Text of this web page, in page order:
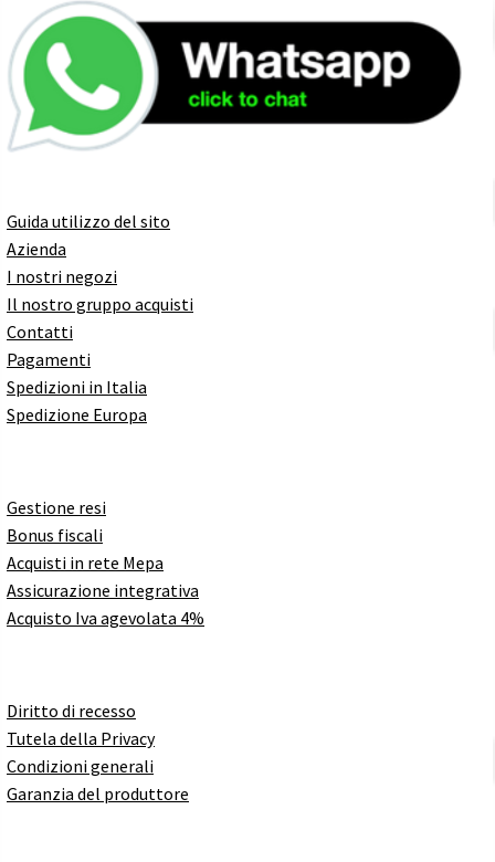
Guida utilizzo del sito
Azienda
I nostri negozi
Il nostro gruppo acquisti
Contatti
Pagamenti
Spedizioni in Italia
Spedizione Europa
Gestione resi
Bonus fiscali
Acquisti in rete Mepa
Assicurazione integrativa
Acquisto Iva agevolata 4%
Diritto di recesso
Tutela della Privacy
Condizioni generali
Garanzia del produttore